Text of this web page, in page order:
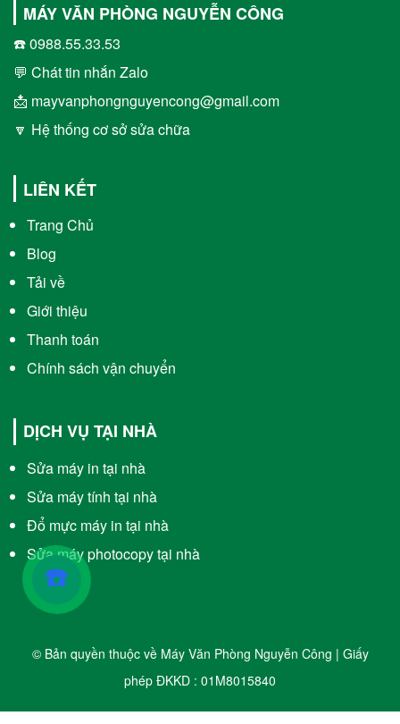
MÁY VĂN PHÒNG NGUYỄN CÔNG
☎️ 0988.55.33.53
💬 Chát tin nhắn Zalo
📩 mayvanphongnguyencong@gmail.com
🔽 Hệ thống cơ sở sửa chữa
LIÊN KẾT
Trang Chủ
Blog
Tải về
Giới thiệu
Thanh toán
Chính sách vận chuyển
DỊCH VỤ TẠI NHÀ
Sửa máy in tại nhà
Sửa máy tính tại nhà
Đổ mực máy in tại nhà
Sửa máy photocopy tại nhà
© Bản quyền thuộc về Máy Văn Phòng Nguyễn Công | Giấy
phép ĐKKD : 01M8015840
☎️